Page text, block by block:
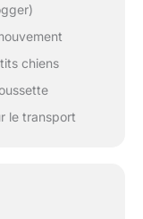
chiens
le transport